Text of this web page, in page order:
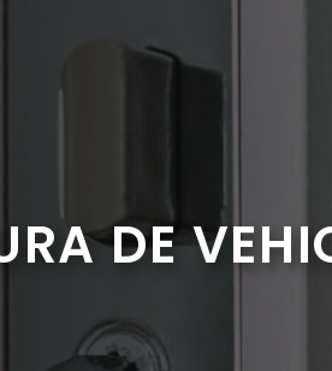
DE